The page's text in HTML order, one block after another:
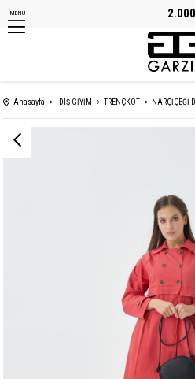
2.000
MENU
Anasayfa DIŞ GİYİM TRENÇKOT NARÇİÇEĞİ